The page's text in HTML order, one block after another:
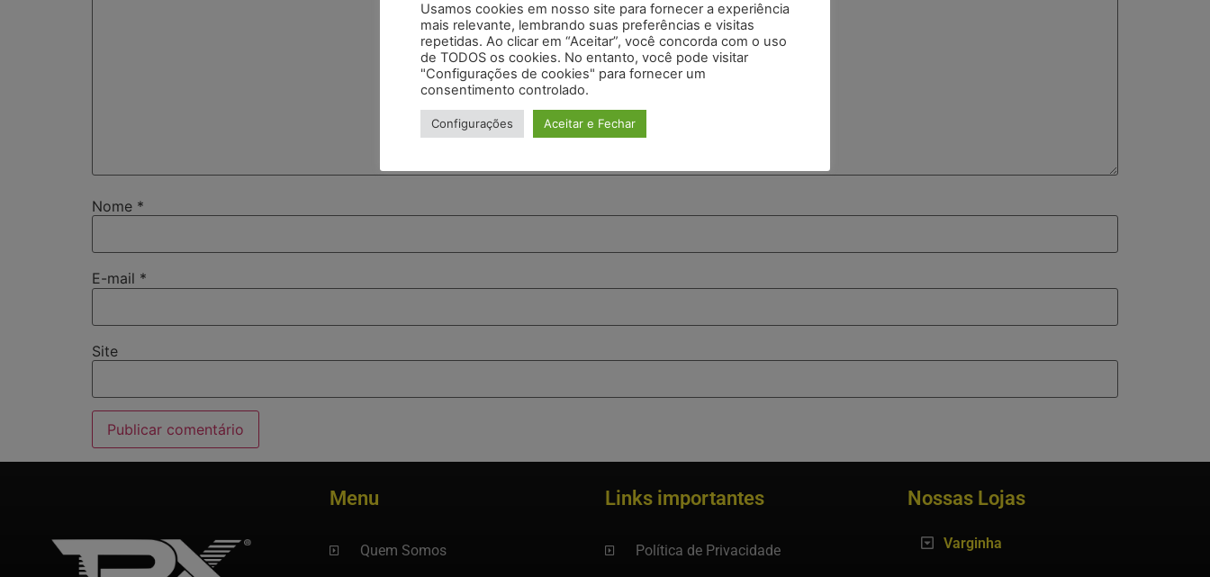
Nome *
E-mail *
Site
Menu
Quem Somos
Links importantes
Política de Privacidade
Nossas Lojas
Varginha
Usamos cookies em nosso site para fornecer a experiência
mais relevante, lembrando suas preferências e visitas
repetidas. Ao clicar em “Aceitar”, você concorda com o uso
de TODOS os cookies. No entanto, você pode visitar
"Configurações de cookies" para fornecer um
consentimento controlado.
Configurações Aceitar e Fechar